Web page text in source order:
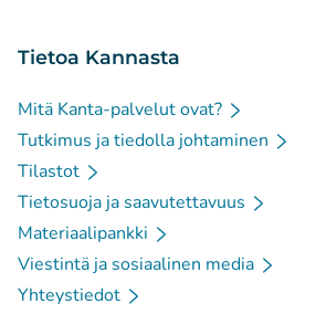
Tietoa Kannasta
Mitä Kanta-palvelut ovat?
Tutkimus ja tiedolla johtaminen
Tilastot
Tietosuoja ja saavutettavuus
Materiaalipankki
Viestintä ja sosiaalinen media
Yhteystiedot